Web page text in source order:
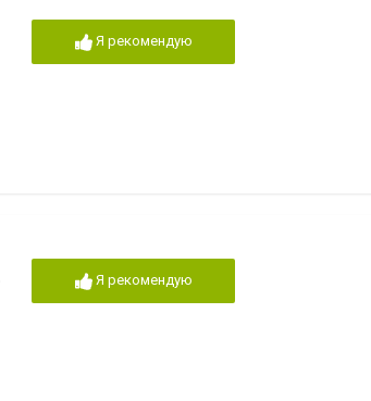
Я рекомендую
Я рекомендую